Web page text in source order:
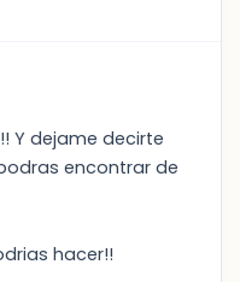
Y dejame decirte
encontrar de
hacer!!